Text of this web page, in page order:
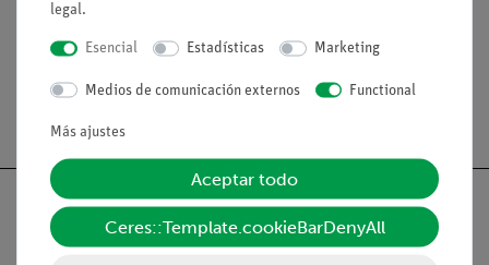
Medios / Descargas
legal.
Esencial Estadísticas Marketing
Medios de comunicación externos Functional
Más ajustes
Aceptar todo
Ceres::Template.cookieBarDenyAll